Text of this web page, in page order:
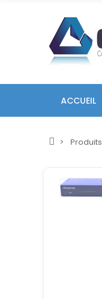
ACCUEIL
Produits